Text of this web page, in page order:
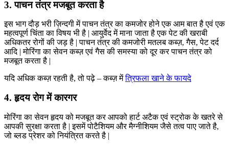
3. पाचन तंत्र मजबूत करता है
इस भाग दौड़ भरी ज़िन्दगी में पाचन तंत्र का कमजोर होने एक आम बात है एवं एक
महत्वपूर्ण चिंता का विषय भी है | आयुर्वेद में माना जाता है एक पेट की खराबी
अधिकतर रोगों की जड़ है | पाचन तंत्र की कमजोरी मतलब कब्ज़, गैस, पेट दर्द
आदि | मोरिंगा का सेवन कब्ज़ एवं गैस की समस्या को दूर कर पाचन तंत्र को
मजबूत करता है |
यदि अधिक कब्ज़ रहती है, तो पढ़े – कब्ज़ मेंत्रिफला खाने के फायदे
4. हृदय रोग में कारगर
मोरिंगा का सेवन हृदय को मजबूत कर आपको हार्ट अटैक एवं स्ट्रोक के खतरे से
आपकी सुरक्षा करता है | इसमें पोटैशियम और मैग्नीशियम जैसे तत्व पाए जाते है,
जो ब्लड प्रेशर को नियंत्रित करते है |